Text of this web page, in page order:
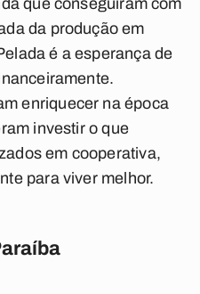
que conseguiram com
da produção em
é a esperança de
enriquecer na época
investir o que
em cooperativa,
para viver melhor.